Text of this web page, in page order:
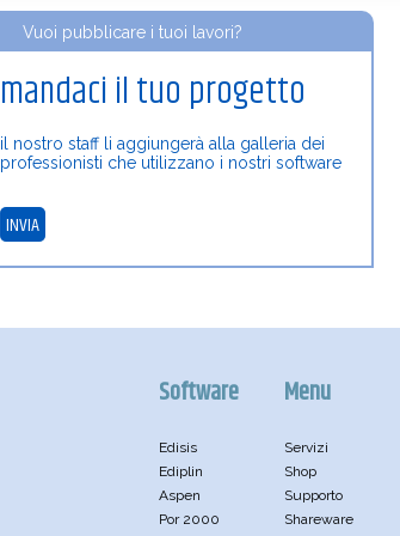
Vuoi pubblicare i tuoi lavori?
mandaci il tuo progetto
il nostro staff li aggiungerà alla galleria dei
professionisti che utilizzano i nostri software
INVIA
Software
Edisis
Ediplin
Aspen
Por 2000
Menu
Servizi
Shop
Supporto
Shareware